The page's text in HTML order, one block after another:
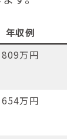
年収例
809万円
654万円